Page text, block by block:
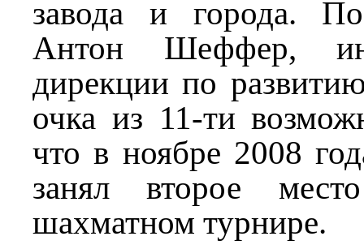
завода и города.
Антон Шеффер,
дирекции по
очка из 11-ти
что в ноябре 2008
занял второе
шахматном турнире.